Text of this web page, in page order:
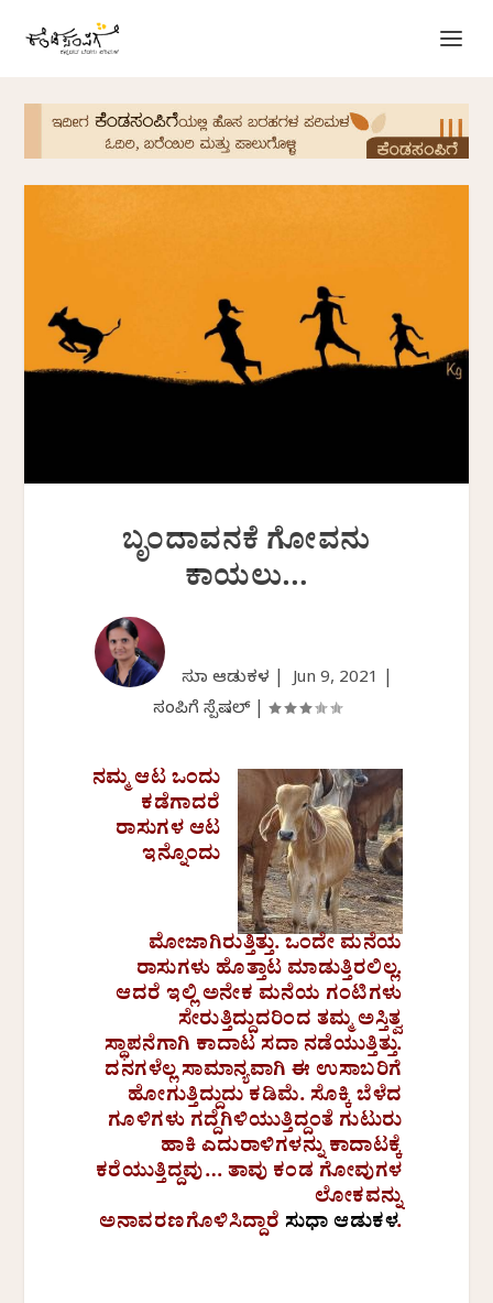
ಬೃಂದಾವನಕೆ ಗೋವನು
ಕಾಯಲು…
ಸುಧಾ ಆಡುಕಳ |Jun 9, 2021
ಸಂಪಿಗೆ ಸ್ಪೆಷಲ್|
ನಮ್ಮ ಆಟ ಒಂದು
ಕಡೆಗಾದರೆ
ರಾಸುಗಳ ಆಟ
ಇನ್ನೊಂದು
ಮೋಜಾಗಿರುತ್ತಿತ್ತು. ಒಂದೇ ಮನೆಯ
ರಾಸುಗಳು ಹೊತ್ತಾಟ ಮಾಡುತ್ತಿರಲಿಲ್ಲ.
ಆದರೆ ಇಲ್ಲಿ ಅನೇಕ ಮನೆಯ ಗಂಟಿಗಳು
ಸೇರುತ್ತಿದ್ದುದರಿಂದ ತಮ್ಮ ಅಸ್ತಿತ್ವ
ಸ್ಥಾಪನೆಗಾಗಿ ಕಾದಾಟ ಸದಾ ನಡೆಯುತ್ತಿತ್ತು.
ದನಗಳೆಲ್ಲ ಸಾಮಾನ್ಯವಾಗಿ ಈ ಉಸಾಬರಿಗೆ
ಹೋಗುತ್ತಿದ್ದುದು ಕಡಿಮೆ. ಸೊಕ್ಕಿ ಬೆಳೆದ
ಗೂಳಿಗಳು ಗದ್ದೆಗಿಳಿಯುತ್ತಿದ್ದಂತೆ ಗುಟುರು
ಹಾಕಿ ಎದುರಾಳಿಗಳನ್ನು ಕಾದಾಟಕ್ಕೆ
ಕರೆಯುತ್ತಿದ್ದವು…ತಾವು ಕಂಡ ಗೋವುಗಳ
ಲೋಕವನ್ನು
ಅನಾವರಣಗೊಳಿಸಿದ್ದಾರೆ ಸುಧಾ ಆಡುಕಳ.